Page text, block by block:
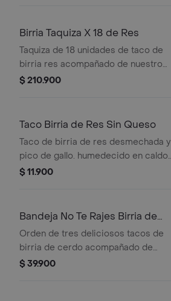
Birria Taquiza X 18 de Res
Taquiza de 18 unidades de taco de
birria res acompañado de nuestro
tradicional consomé de birria.
$ 210.900
Taco Birria de Res Sin Queso
Taco de birria de res desmechada y
pico de gallo. humedecido en caldo
de birria a la plancha
$ 11.900
Bandeja No Te Rajes Birria de
Cerdo
Orden de tres deliciosos tacos de
birria de cerdo acompañado de
nuestro tradicional consomé de
$ 39.900